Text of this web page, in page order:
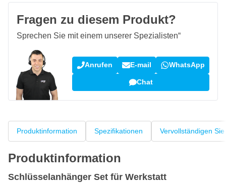
Fragen zu diesem Produkt?
Sprechen Sie mit einem unserer Spezialisten“
Anrufen E-mail WhatsApp
Chat
Produktinformation Spezifikationen Vervollständigen
Produktinformation
Schlüsselanhänger Set für Werkstatt